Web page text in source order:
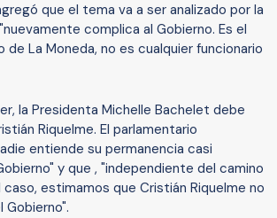
que el tema va a ser analizado por la
complica al Gobierno. Es el
La Moneda, no es cualquier funcionario
la Presidenta Michelle Bachelet debe
Riquelme. El parlamentario
entiende su permanencia casi
y que , "independiente del camino
caso, estimamos que Cristián Riquelme no
Gobierno".